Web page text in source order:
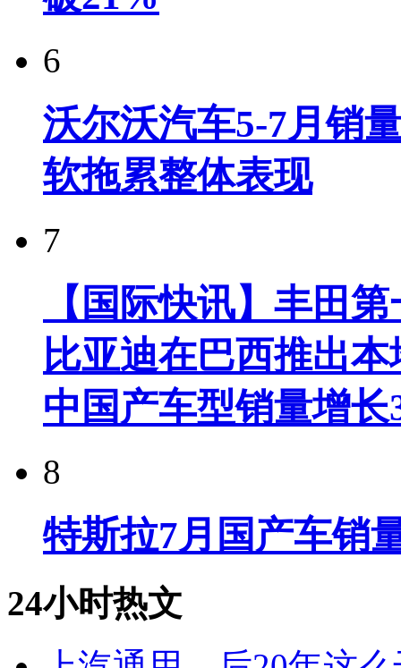
6
沃尔沃汽车5-7月销
软拖累整体表现
7
【国际快讯】丰田
比亚迪在巴西推出
中国产车型销量增长
8
特斯拉7月国产车销
24小时热文